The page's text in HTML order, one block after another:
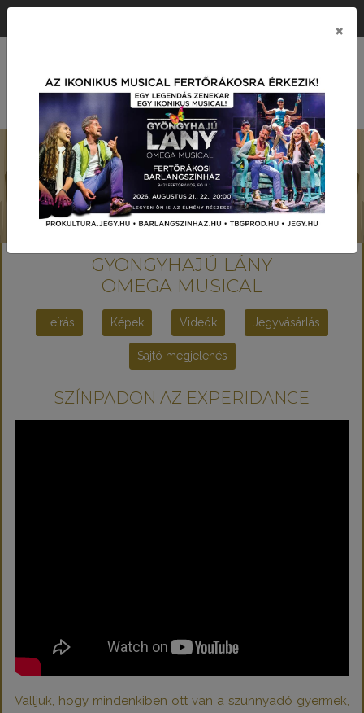
MENÜ
GYÖNGYHAJÚ LÁNY
OMEGA MUSICAL
Leírás Képek Videók Jegyvásárlás
Sajtó megjelenés
SZÍNPADON AZ EXPERIDANCE
Valljuk, hogy mindenkiben ott van a szunnyadó gyermek,
×